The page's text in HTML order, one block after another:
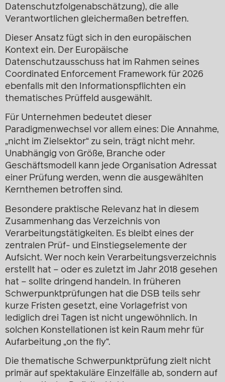
Datenschutzfolgenabschätzung), die alle
Verantwortlichen gleichermaßen betreffen.
Dieser Ansatz fügt sich in den europäischen
Kontext ein. Der Europäische
Datenschutzausschuss hat im Rahmen seines
Coordinated Enforcement Framework für 2026
ebenfalls mit den Informationspflichten ein
thematisches Prüffeld ausgewählt.
Für Unternehmen bedeutet dieser
Paradigmenwechsel vor allem eines: Die Annahme,
„nicht im Zielsektor“ zu sein, trägt nicht mehr.
Unabhängig von Größe, Branche oder
Geschäftsmodell kann jede Organisation Adressat
einer Prüfung werden, wenn die ausgewählten
Kernthemen betroffen sind.
Besondere praktische Relevanz hat in diesem
Zusammenhang das Verzeichnis von
Verarbeitungstätigkeiten. Es bleibt eines der
zentralen Prüf- und Einstiegselemente der
Aufsicht. Wer noch kein Verarbeitungsverzeichnis
erstellt hat – oder es zuletzt im Jahr 2018 gesehen
hat – sollte dringend handeln. In früheren
Schwerpunktprüfungen hat die DSB teils sehr
kurze Fristen gesetzt, eine Vorlagefrist von
lediglich drei Tagen ist nicht ungewöhnlich. In
solchen Konstellationen ist kein Raum mehr für
Aufarbeitung „on the fly“.
Die thematische Schwerpunktprüfung zielt nicht
primär auf spektakuläre Einzelfälle ab, sondern auf